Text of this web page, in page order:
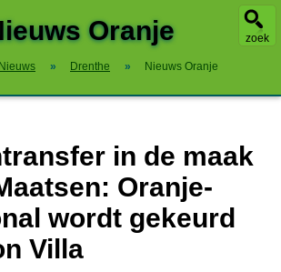
zoek
Oranje
Nieuws » Drenthe » Nieuws Oranje
in de maak
Oranje-
wordt gekeurd
Villa